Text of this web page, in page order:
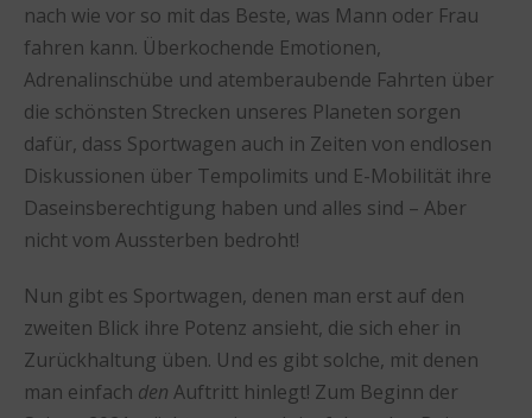
nach wie vor so mit das Beste, was Mann oder Frau
fahren kann. Überkochende Emotionen,
Adrenalinschübe und atemberaubende Fahrten über
die schönsten Strecken unseres Planeten sorgen
dafür, dass Sportwagen auch in Zeiten von endlosen
Diskussionen über Tempolimits und E-Mobilität ihre
Daseinsberechtigung haben und alles sind – Aber
nicht vom Aussterben bedroht!
Nun gibt es Sportwagen, denen man erst auf den
zweiten Blick ihre Potenz ansieht, die sich eher in
Zurückhaltung üben. Und es gibt solche, mit denen
man einfach den Auftritt hinlegt! Zum Beginn der